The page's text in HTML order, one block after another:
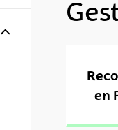
Mostrar/ocultar
en